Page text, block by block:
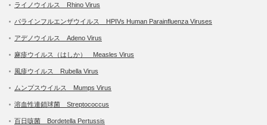
ライノウイルス Rhino Virus
パラインフルエンザウイルス HPIVs Human Parainfluenza Viruses
アデノウイルス Adeno Virus
麻疹ウイルス（はしか） Measles Virus
風疹ウイルス Rubella Virus
ムンプスウイルス Mumps Virus
溶血性連鎖球菌 Streptococcus
百日咳菌 Bordetella Pertussis